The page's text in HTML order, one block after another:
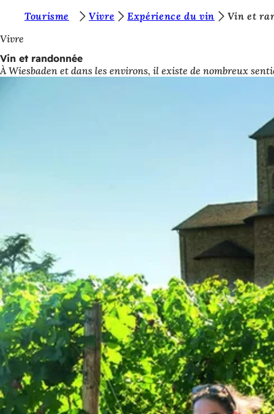
Accéder au contenu
o
u
s
Tourisme Vivre Expérience du vin
Vin et
Vivre
Vin et randonnée
À Wiesbaden et dans les environs, il existe de nombreux